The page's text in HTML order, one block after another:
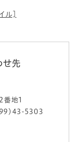
ル]
せ先
番地1
5303